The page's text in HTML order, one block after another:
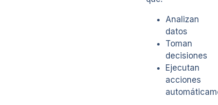
Analizan
datos
Toman
decisiones
Ejecutan
acciones